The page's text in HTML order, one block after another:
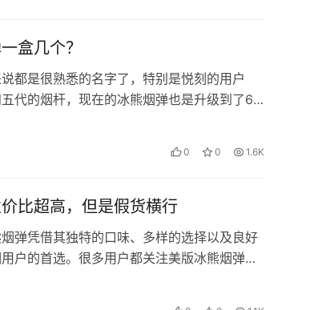
盒几个？
都是很熟悉的名字了，特别是悦刻的用户
代的烟杆，现在的冰熊烟弹也是升级到了6
0 0 1.6K
比超高，但是假货横行
弹凭借其独特的口味、多样的选择以及良好
户的首选。很多用户都关注美版冰熊烟弹的